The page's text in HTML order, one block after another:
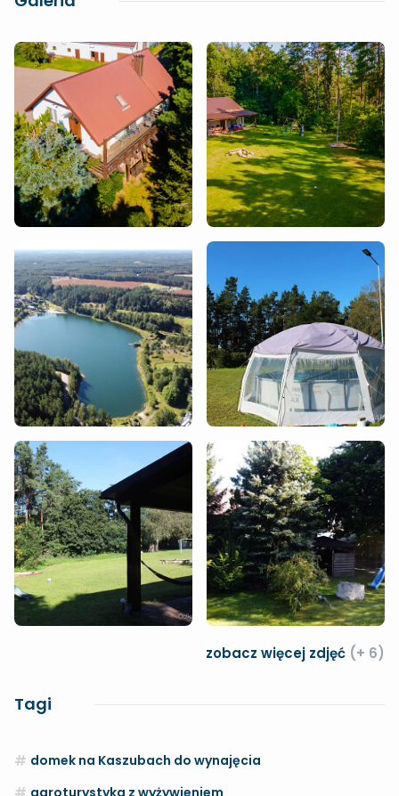
zobacz więcej zdjęć (+ 6)
Tagi
domek na Kaszubach do wynajęcia
agroturystyka z wyżywieniem